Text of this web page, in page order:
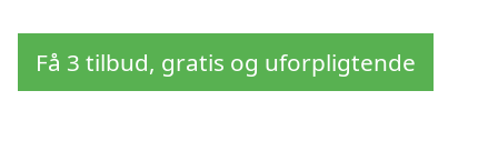
Få 3 tilbud, gratis og uforpligtende